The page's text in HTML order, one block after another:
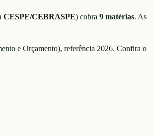
CESPE/CEBRASPE) cobra 9 matérias. As
e Orçamento), referência 2026. Confira o